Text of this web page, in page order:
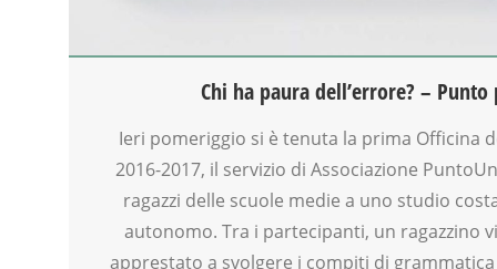
PEDAGOGIA
SPAZIO
TEENAGER
Chi ha paura dell’errore? –
Ieri pomeriggio si è tenuta la prima Officina
2016-2017, il servizio di Associazione
ragazzi delle scuole medie a uno studio
autonomo. Tra i partecipanti, un ragazzino
apprestato a svolgere i compiti di